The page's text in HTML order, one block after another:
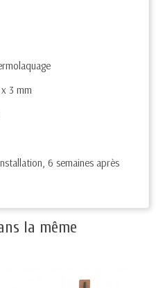
3 mm
6 semaines après
la même